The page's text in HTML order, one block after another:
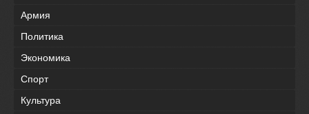
Армия
Политика
Экономика
Спорт
Культура